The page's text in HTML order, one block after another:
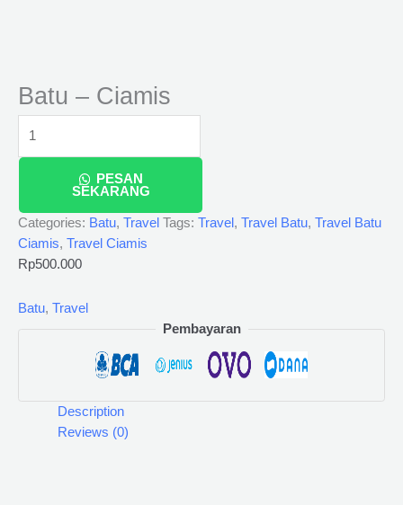
Batu – Ciamis
PESAN
SEKARANG
Categories: Batu, Travel Tags: Travel , Travel Batu, Travel Batu
Ciamis, Travel Ciamis
Rp500.000
Batu, Travel
Pembayaran
Description
Reviews (0)